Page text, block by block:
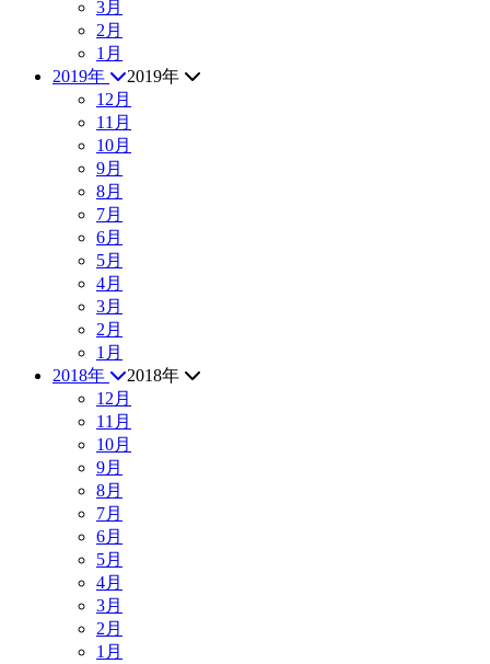
3月
2月
1月
2019年
2019年
12月
11月
10月
9月
8月
7月
6月
5月
4月
3月
2月
1月
2018年
2018年
12月
11月
10月
9月
8月
7月
6月
5月
4月
3月
2月
1月